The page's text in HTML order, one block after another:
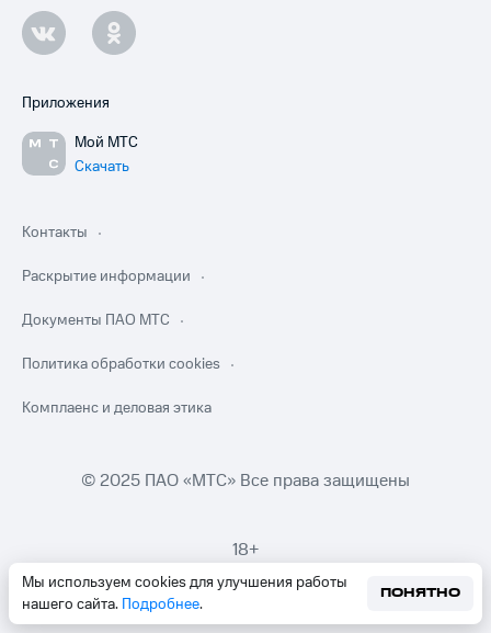
Мы используем cookies для улучшения работы
нашего сайта. Подробнее.
ПОНЯТНО
Приложения
Мой МТС
Скачать
Контакты
Раскрытие информации
Документы ПАО МТС
Политика обработки cookies
Комплаенс и деловая этика
© 2025 ПАО «МТС» Все права защищены
18+